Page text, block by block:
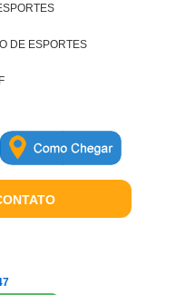
DE ESPORTES